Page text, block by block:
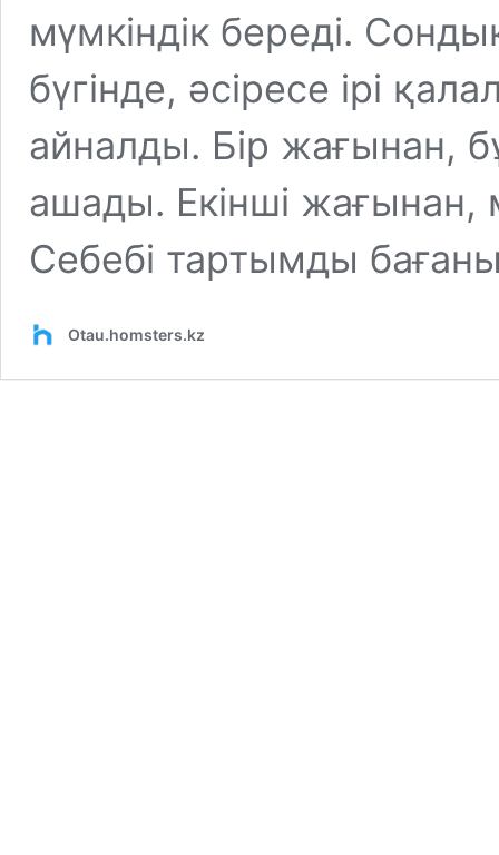
мүмкіндік береді.
бүгінде, әсіресе ірі
айналды. Бір жағынан,
ашады. Екінші жағынан,
Себебі тартымды
Otau.homsters.kz